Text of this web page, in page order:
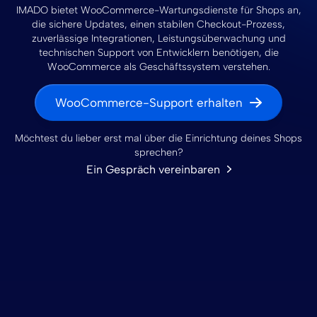
IMADO bietet WooCommerce-Wartungsdienste für Shops an,
die sichere Updates, einen stabilen Checkout-Prozess,
zuverlässige Integrationen, Leistungsüberwachung und
technischen Support von Entwicklern benötigen, die
WooCommerce als Geschäftssystem verstehen.
WooCommerce-Support erhalten
Möchtest du lieber erst mal über die Einrichtung deines Shops
sprechen?
Ein Gespräch vereinbaren